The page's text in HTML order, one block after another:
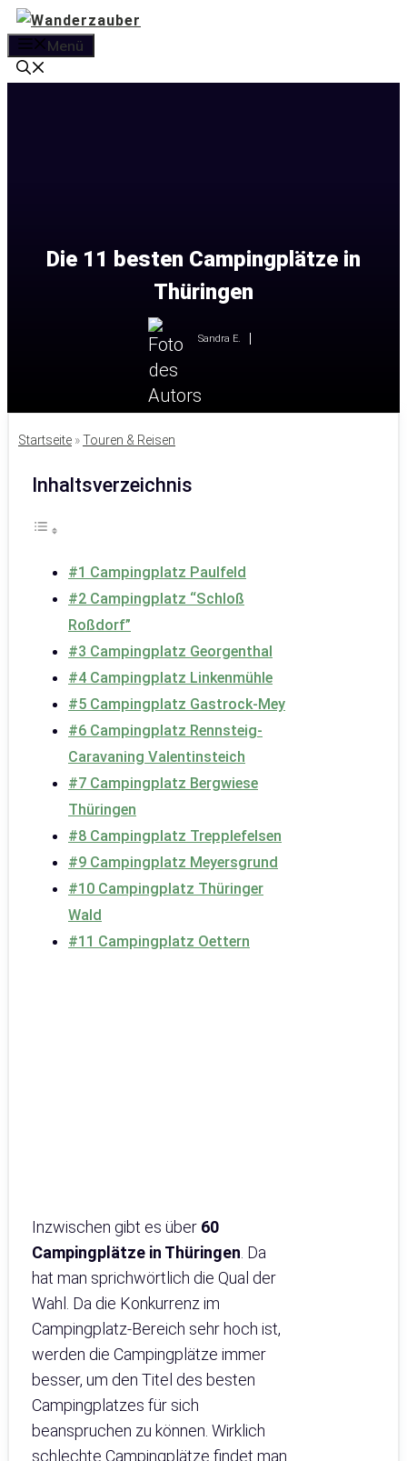
Zum
Inhalt
springen
Menü
Die 11 besten Campingplätze in
Thüringen
Sandra E.
Startseite »Touren & Reisen
Inhaltsverzeichnis
#1 Campingplatz Paulfeld
#2 Campingplatz “Schloß
Roßdorf”
#3 Campingplatz Georgenthal
#4 Campingplatz Linkenmühle
#5 Campingplatz Gastrock-Mey
#6 Campingplatz Rennsteig-
Caravaning Valentinsteich
#7 Campingplatz Bergwiese
Thüringen
#8 Campingplatz Trepplefelsen
#9 Campingplatz Meyersgrund
#10 Campingplatz Thüringer
Wald
#11 Campingplatz Oettern
Inzwischen gibt es über 60
Campingplätze in Thüringen. Da
hat man sprichwörtlich die Qual der
Wahl. Da die Konkurrenz im
Campingplatz-Bereich sehr hoch ist,
werden die Campingplätze immer
besser, um den Titel des besten
Campingplatzes für sich
beanspruchen zu können. Wirklich
schlechte Campingplätze findet man